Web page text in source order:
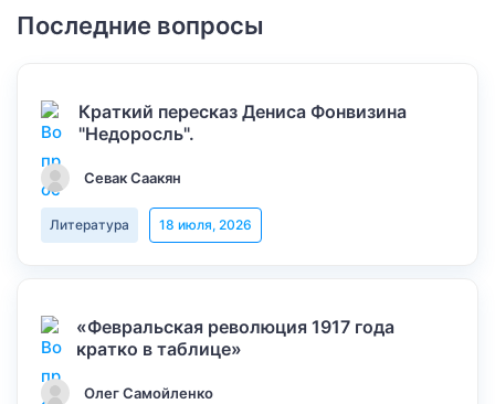
Последние вопросы
Краткий пересказ Дениса Фонвизина
"Недоросль".
Севак Саакян
Литература 18 июля, 2026
«Февральская революция 1917 года
кратко в таблице»
Олег Самойленко